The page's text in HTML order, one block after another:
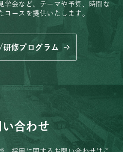
学会など、 テーマや予算、時間な
コースを提供いたします。
修プログラム
い合わせ